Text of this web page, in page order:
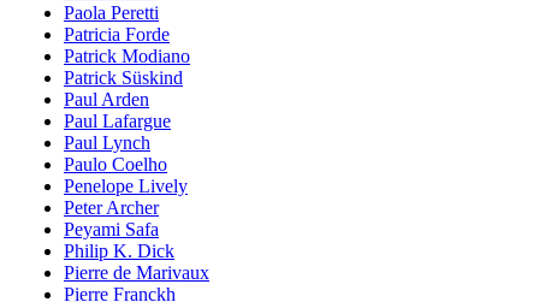
Paola Peretti
Patricia Forde
Patrick Modiano
Patrick Süskind
Paul Arden
Paul Lafargue
Paul Lynch
Paulo Coelho
Penelope Lively
Peter Archer
Peyami Safa
Philip K. Dick
Pierre de Marivaux
Pierre Franckh